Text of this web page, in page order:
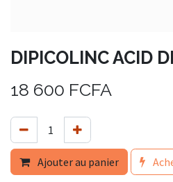
DIPICOLINC ACID
18 600 FCFA
Ajouter au panier